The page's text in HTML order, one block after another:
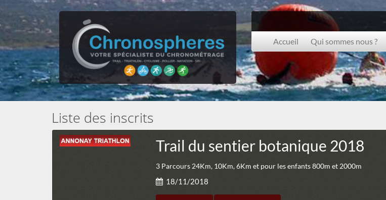
Accueil Qui sommes nous ?
Liste des inscrits
Trail du sentier botanique 2018
3 Parcours 24Km, 10Km, 6Km et pour les enfants 800m et 2000m
18/11/2018